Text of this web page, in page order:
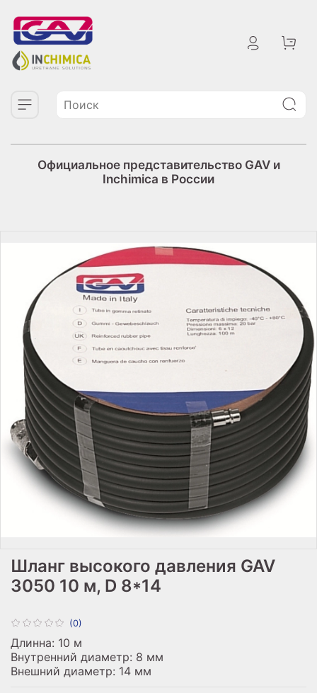
Официальное представительство GAV и
Inchimica в России
(0)
Шланг высокого давления GAV
3050 10 м, D 8*14
Длинна: 10 м
Внутренний диаметр: 8 мм
Внешний диаметр: 14 мм